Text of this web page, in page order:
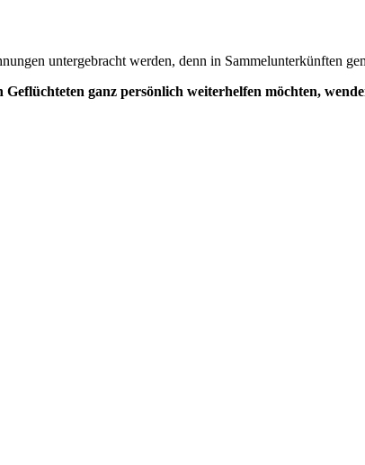
untergebracht werden, denn in Sammelunterkünften
ganz persönlich weiterhelfen möchten,